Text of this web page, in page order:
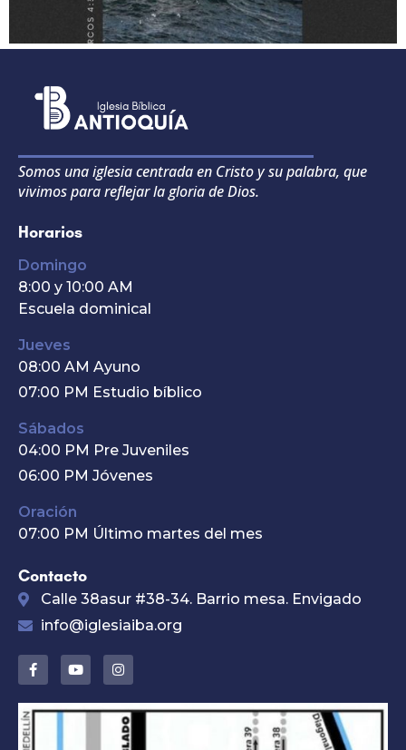
Somos una iglesia centrada en Cristo y su palabra, que
vivimos para reflejar la gloria de Dios.
Horarios
Domingo
8:00 y 10:00 AM
Escuela dominical
Jueves
08:00 AM Ayuno
07:00 PM Estudio bíblico
Sábados
04:00 PM Pre Juveniles
06:00 PM Jóvenes
Oración
07:00 PM Último martes del mes
Contacto
Calle 38asur #38-34. Barrio mesa. Envigado
info@iglesiaiba.org